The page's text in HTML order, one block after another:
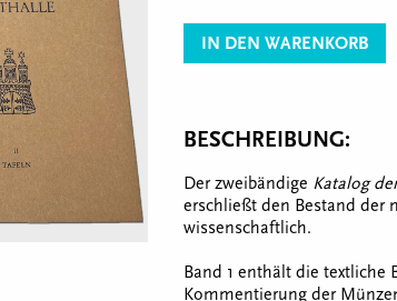
IN DEN WARENKORB
BESCHREIBUNG:
Der zweibändige Katalog
erschließt den Bestand der
wissenschaftlich.
Band 1 enthält die textliche
Kommentierung der